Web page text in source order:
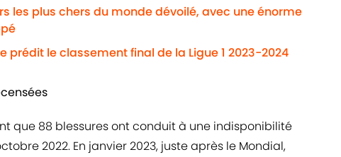
les plus chers du monde dévoilé, avec une énorme
prédit le classement final de la Ligue 1 2023-2024
que 88 blessures ont conduit à une indisponibilité
2022. En janvier 2023, juste après le Mondial,